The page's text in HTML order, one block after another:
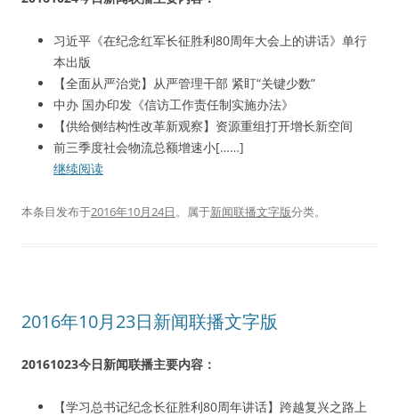
习近平《在纪念红军长征胜利80周年大会上的讲话》单行
本出版
【全面从严治党】从严管理干部 紧盯“关键少数”
中办 国办印发《信访工作责任制实施办法》
【供给侧结构性改革新观察】资源重组打开增长新空间
前三季度社会物流总额增速小[……]
继续阅读
本条目发布于2016年10月24日。属于新闻联播文字版分类。
2016年10月23日新闻联播文字版
20161023今日新闻联播主要内容：
【学习总书记纪念长征胜利80周年讲话】跨越复兴之路上